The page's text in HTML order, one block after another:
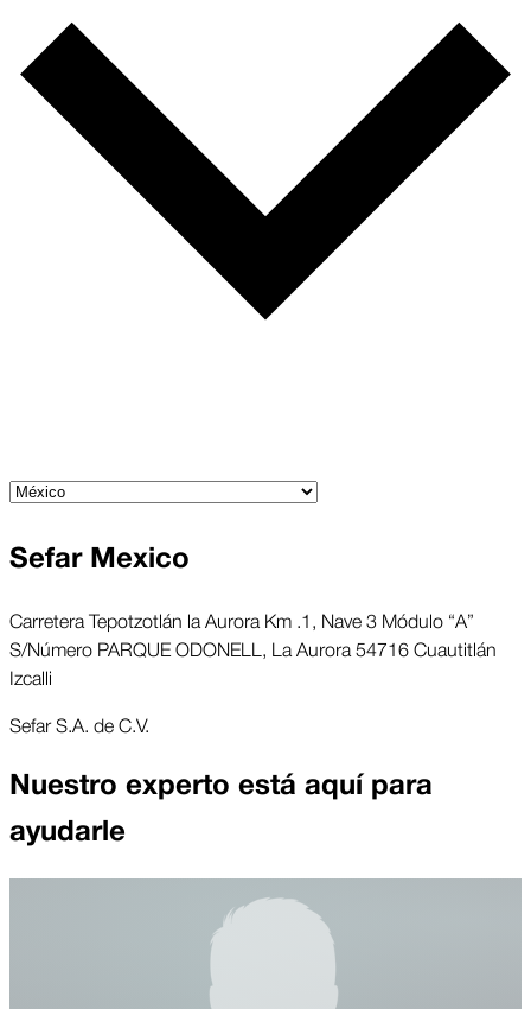
Sefar Mexico
Carretera Tepotzotlán la Aurora Km .1, Nave 3 Módulo “A”
S/Número PARQUE ODONELL, La Aurora 54716 Cuautitlán
Izcalli
Sefar S.A. de C.V.
Nuestro experto está aquí para
ayudarle